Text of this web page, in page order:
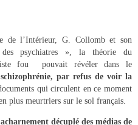
de l’Intérieur, G. Collomb et son
psychiatres », la théorie du
fou pouvait révéler dans le
par refus de voir la
qui circulent en ce moment
plus meurtriers sur le sol français.
décuplé des médias de